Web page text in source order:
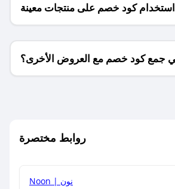
كود خصم على منتجات معينة
فقط؟
جمع كود خصم مع العروض الأخرى؟
روابط مختصرة
Noon | نون